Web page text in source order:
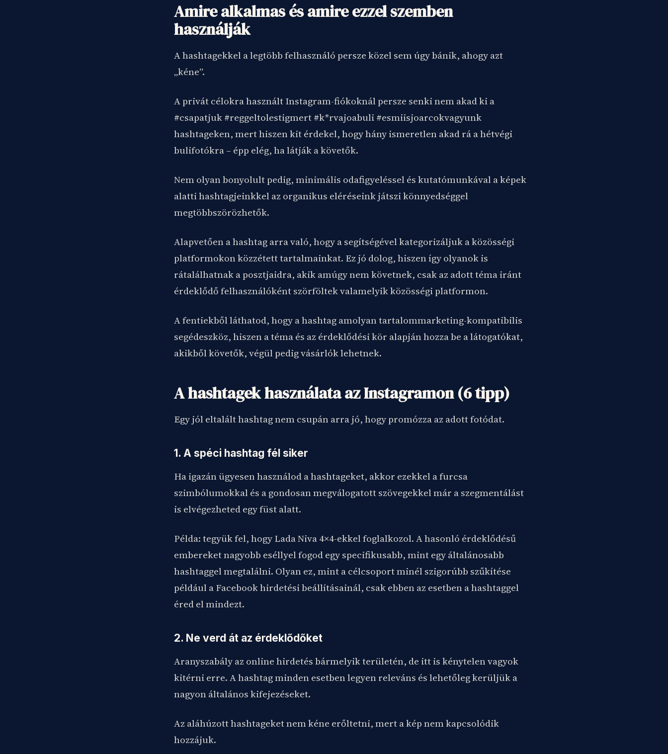
Amire alkalmas és amire ezzel szemben
használják
A hashtagekkel a legtöbb felhasználó persze közel sem úgy bánik, ahogy azt
„kéne”.
A privát célokra használt Instagram-fiókoknál persze senki nem akad ki a
#csapatjuk #reggeltolestigmert #k*rvajoabuli #esmiisjoarcokvagyunk
hashtageken, mert hiszen kit érdekel, hogy hány ismeretlen akad rá a hétvégi
bulifotókra – épp elég, ha látják a követők.
Nem olyan bonyolult pedig, minimális odafigyeléssel és kutatómunkával a képek
alatti hashtagjeinkkel az organikus eléréseink játszi könnyedséggel
megtöbbszörözhetők.
Alapvetően a hashtag arra való, hogy a segítségével kategorizáljuk a közösségi
platformokon közzétett tartalmainkat. Ez jó dolog, hiszen így olyanok is
rátalálhatnak a posztjaidra, akik amúgy nem követnek, csak az adott téma iránt
érdeklődő felhasználóként szörföltek valamelyik közösségi platformon.
A fentiekből láthatod, hogy a hashtag amolyan tartalommarketing-kompatibilis
segédeszköz, hiszen a téma és az érdeklődési kör alapján hozza be a látogatókat,
akikből követők, végül pedig vásárlók lehetnek.
A hashtagek használata az Instagramon (6 tipp)
Egy jól eltalált hashtag nem csupán arra jó, hogy promózza az adott fotódat.
1. A spéci hashtag fél siker
Ha igazán ügyesen használod a hashtageket, akkor ezekkel a furcsa
szimbólumokkal és a gondosan megválogatott szövegekkel már a szegmentálást
is elvégezheted egy füst alatt.
Példa: tegyük fel, hogy Lada Niva 4×4-ekkel foglalkozol. A hasonló érdeklődésű
embereket nagyobb eséllyel fogod egy specifikusabb, mint egy általánosabb
hashtaggel megtalálni. Olyan ez, mint a célcsoport minél szigorúbb szűkítése
például a Facebook hirdetési beállításainál, csak ebben az esetben a hashtaggel
éred el mindezt.
2. Ne verd át az érdeklődőket
Aranyszabály az online hirdetés bármelyik területén, de itt is kénytelen vagyok
kitérni erre. A hashtag minden esetben legyen releváns és lehetőleg kerüljük a
nagyon általános kifejezéseket.
Az aláhúzott hashtageket nem kéne erőltetni, mert a kép nem kapcsolódik
hozzájuk.